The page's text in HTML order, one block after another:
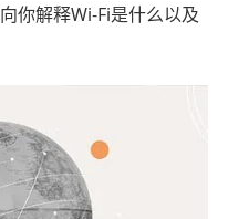
你解释Wi-Fi是什么以及